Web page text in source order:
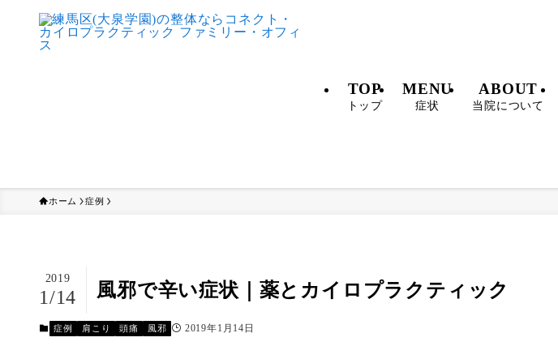
TOP
トップ
MENU
症状
ABOUT
当院について
ホーム 症例
風邪で辛い症状｜薬とカイロプラクティック
2019
1/14
症例 肩こり 頭痛 風邪 2019年1月14日